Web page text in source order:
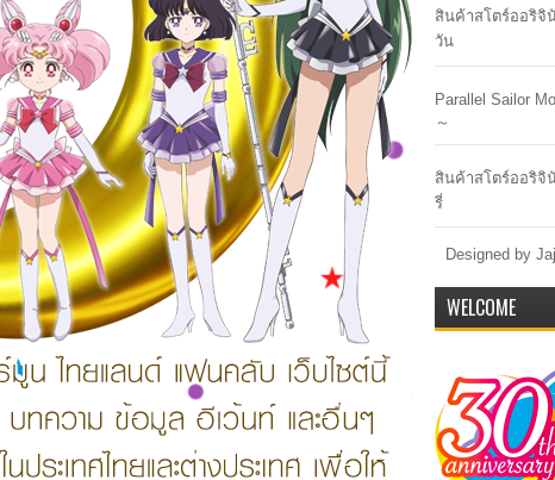
สินค้าสโตร์ออริจิ
วัน
Parallel Sailor
～
สินค้าสโตร์ออริจิ
รี่
Designed by
WELCOME